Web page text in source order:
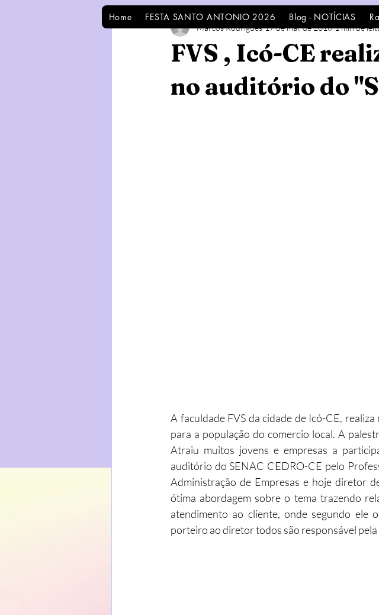
FVS , Icó-CE
no auditório do
Marcos Rodrigues 17 de mai. de 2016 1 min de
A faculdade FVS da cidade de Icó-CE,
para a população do comercio local. A
Atraiu muitos jovens e empresas a
auditório do SENAC CEDRO-CE pelo
Administração de Empresas e hoje diretor
ótima abordagem sobre o tema trazendo
atendimento ao cliente, onde segundo ele
porteiro ao diretor todos são responsável
Home FESTA SANTO ANTONIO 2026 Blog - NOTÍCIAS